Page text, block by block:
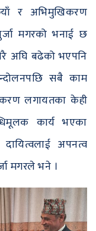
र अभिमुखिकरण
मगरको भनाई छ
अघि बढेको भएपनि
सबै काम
लगायतका केही
कार्य भएका
अपनत्व
मगरले भने ।